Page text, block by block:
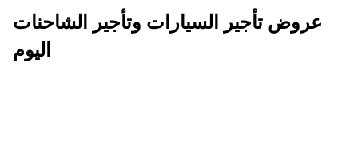
عروض تأجير السيارات وتأجير الشاحنات
اليوم